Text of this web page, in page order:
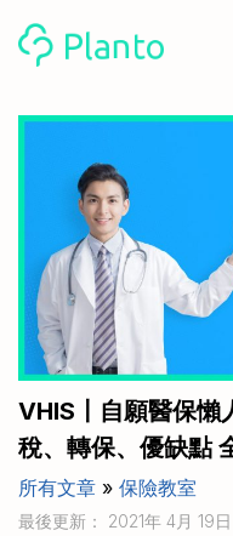
計劃買樓
計劃買樓第一步
全功能記賬
管理及分析所
管理MPF戶口
一次過管理所有
申請清卡數/私人
CreFIT x
私人貸款
年利率/APR/年
投資戶口 (美股)
比較最抵美股投
投資戶口 (港股)
比較最抵港股
投資加密貨幣
比較最抵
月供股票計劃
比較最抵月供計
關於我們
Academy
Marketplace
其他網站
VHIS〡自願醫保懶
稅、轉保、優缺點
所有文章 » 保險教室
最後更新： 2021年 4月 19日